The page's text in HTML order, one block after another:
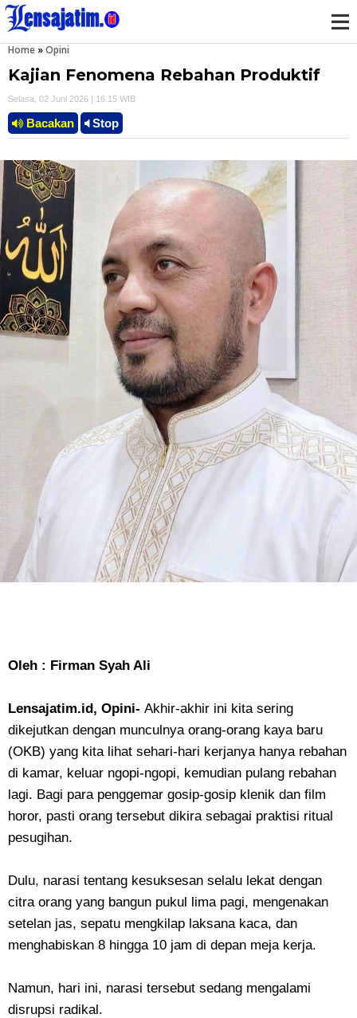
u
Home »Opini
Kajian Fenomena Rebahan Produktif
Selasa, 02 Juni 2026 | 16.15 WIB
Bacakan Stop
Oleh : Firman Syah Ali
Lensajatim.id, Opini- Akhir-akhir ini kita sering
dikejutkan dengan munculnya orang-orang kaya baru
(OKB) yang kita lihat sehari-hari kerjanya hanya rebahan
di kamar, keluar ngopi-ngopi, kemudian pulang rebahan
lagi. Bagi para penggemar gosip-gosip klenik dan film
horor, pasti orang tersebut dikira sebagai praktisi ritual
pesugihan.
​Dulu, narasi tentang kesuksesan selalu lekat dengan
citra orang yang bangun pukul lima pagi, mengenakan
setelan jas, sepatu mengkilap laksana kaca, dan
menghabiskan 8 hingga 10 jam di depan meja kerja.
Namun, hari ini, narasi tersebut sedang mengalami
disrupsi radikal.